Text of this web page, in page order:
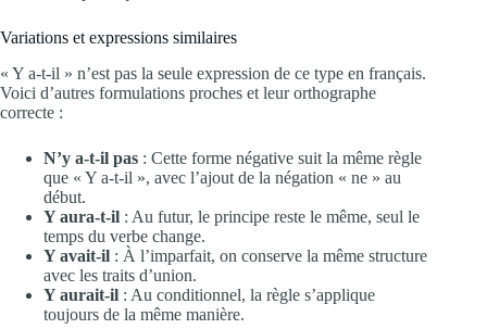
Variations et expressions similaires
« Y a-t-il » n’est pas la seule expression de ce type en français.
Voici d’autres formulations proches et leur orthographe
correcte :
N’y a-t-il pas : Cette forme négative suit la même règle
que « Y a-t-il », avec l’ajout de la négation « ne » au
début.
Y aura-t-il : Au futur, le principe reste le même, seul le
temps du verbe change.
Y avait-il : À l’imparfait, on conserve la même structure
avec les traits d’union.
Y aurait-il : Au conditionnel, la règle s’applique
toujours de la même manière.